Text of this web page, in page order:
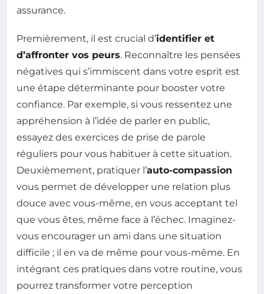
assurance.
Premièrement, il est crucial d’identifier et
d’affronter vos peurs. Reconnaître les pensées
négatives qui s’immiscent dans votre esprit est
une étape déterminante pour booster votre
confiance. Par exemple, si vous ressentez une
appréhension à l’idée de parler en public,
essayez des exercices de prise de parole
réguliers pour vous habituer à cette situation.
Deuxièmement, pratiquer l’auto-compassion
vous permet de développer une relation plus
douce avec vous-même, en vous acceptant tel
que vous êtes, même face à l’échec. Imaginez-
vous encourager un ami dans une situation
difficile ; il en va de même pour vous-même. En
intégrant ces pratiques dans votre routine, vous
pourrez transformer votre perception